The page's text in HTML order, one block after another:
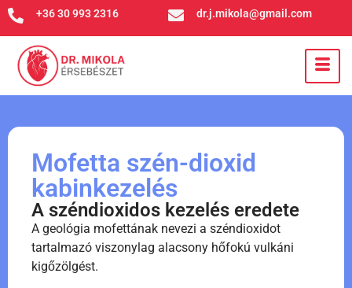
+36 30 993 2316 dr.j.mikola@gmail.com
Mofetta szén-dioxid
kabinkezelés
A széndioxidos kezelés eredete
A geológia mofettának nevezi a széndioxidot
tartalmazó viszonylag alacsony hőfokú vulkáni
kigőzölgést.